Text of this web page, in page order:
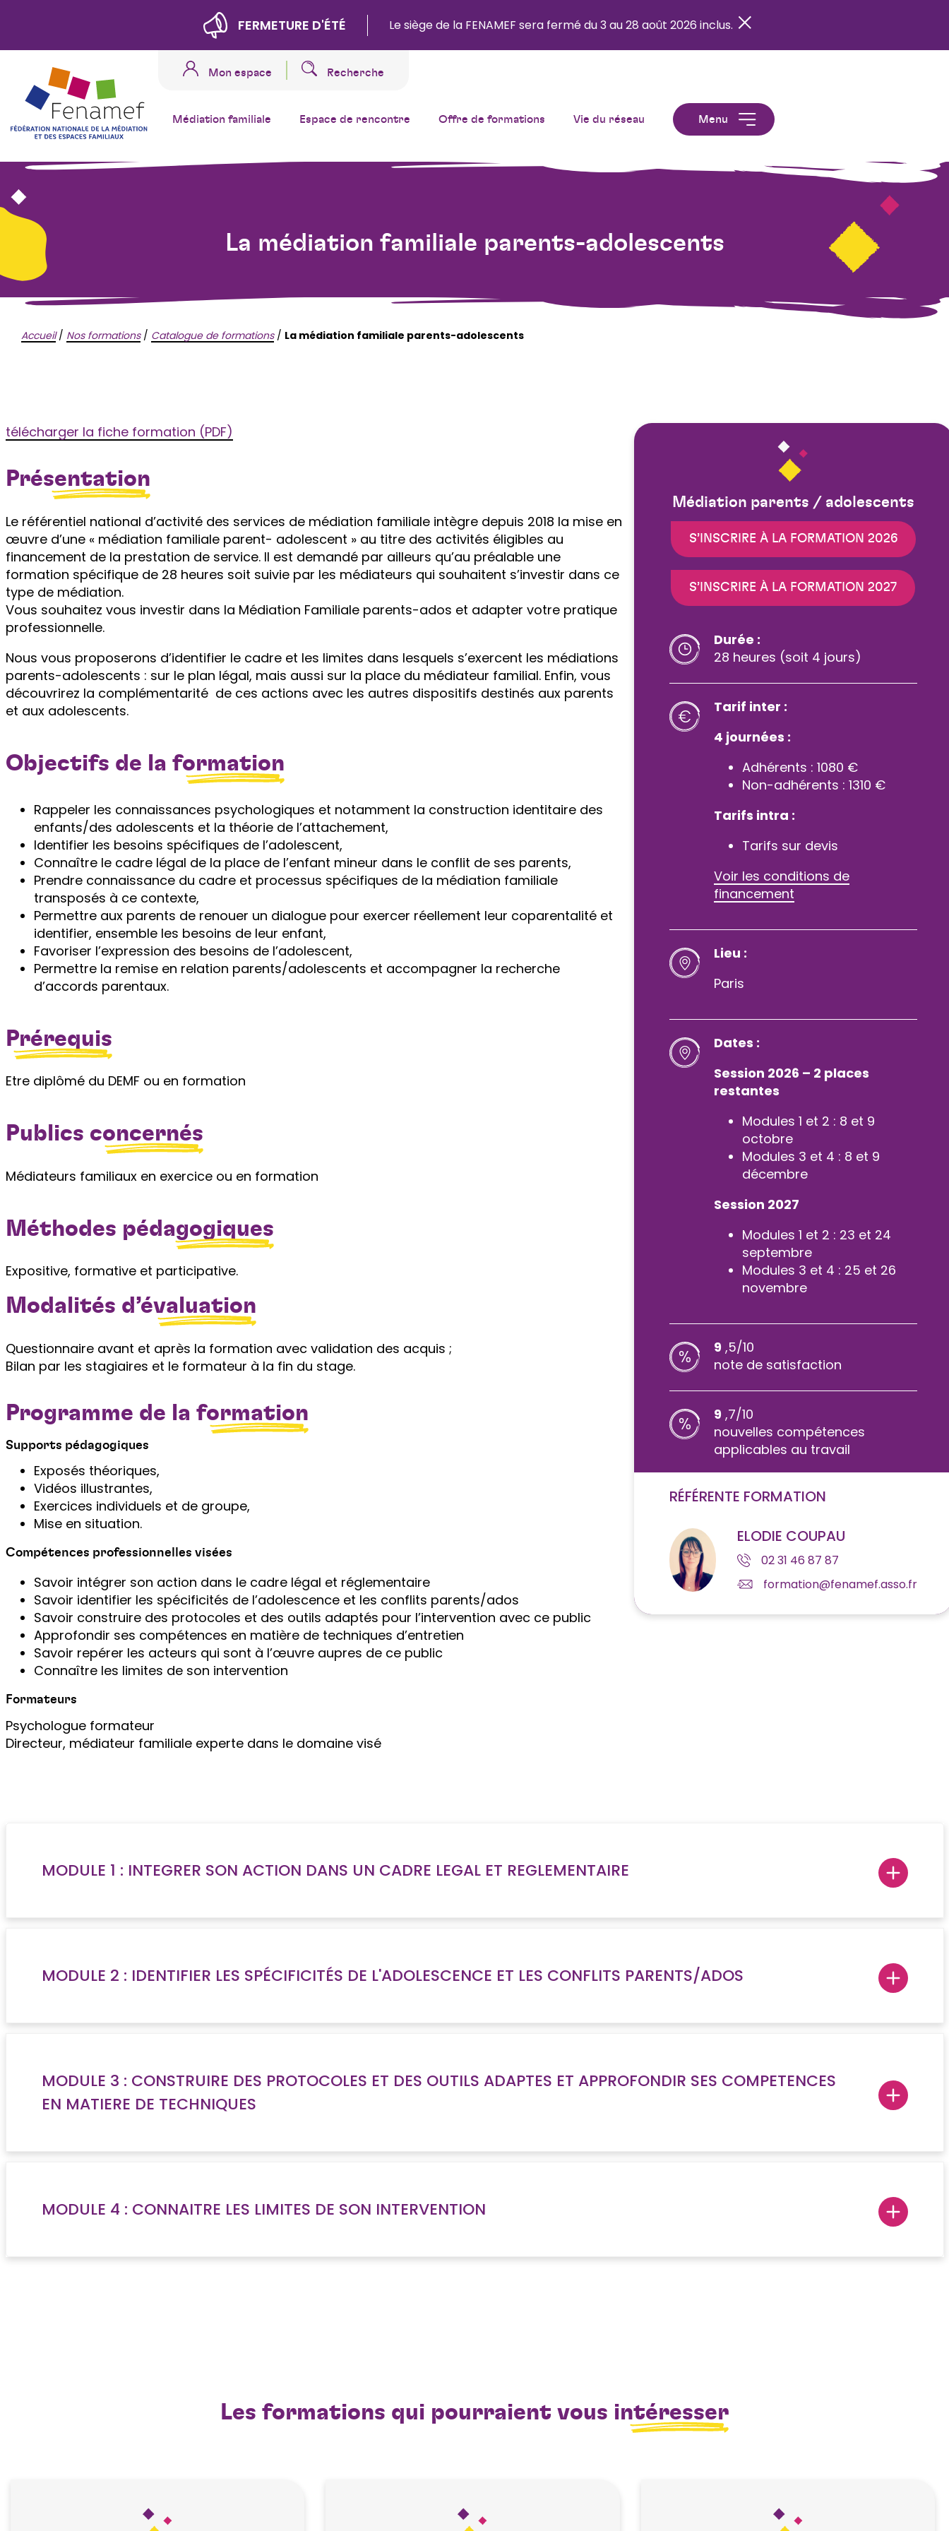
FERMETURE D'ÉTÉ Le siège de la FENAMEF sera fermé du 3 au 28 août 2026 inclus.
Mon espace Recherche
Médiation familiale Espace de rencontre Offre de formations Vie du réseau Menu
La médiation familiale parents-adolescents
Accueil/ Nos formations/ Catalogue de formations/ La médiation familiale parents-adolescents
télécharger la fiche formation (PDF)
Présentation
Le référentiel national d’activité des services de médiation familiale intègre depuis 2018 la mise en
œuvre d’une « médiation familiale parent- adolescent » au titre des activités éligibles au
financement de la prestation de service. Il est demandé par ailleurs qu’au préalable une
formation spécifique de 28 heures soit suivie par les médiateurs qui souhaitent s’investir dans ce
type de médiation.
Vous souhaitez vous investir dans la Médiation Familiale parents-ados et adapter votre pratique
professionnelle.
Nous vous proposerons d’identifier le cadre et les limites dans lesquels s’exercent les médiations
parents-adolescents : sur le plan légal, mais aussi sur la place du médiateur familial. Enfin, vous
découvrirez la complémentarité de ces actions avec les autres dispositifs destinés aux parents
et aux adolescents.
Objectifs de la formation
Rappeler les connaissances psychologiques et notamment la construction identitaire des
enfants/des adolescents et la théorie de l’attachement,
Identifier les besoins spécifiques de l’adolescent,
Connaître le cadre légal de la place de l’enfant mineur dans le conflit de ses parents,
Prendre connaissance du cadre et processus spécifiques de la médiation familiale
transposés à ce contexte,
Permettre aux parents de renouer un dialogue pour exercer réellement leur coparentalité et
identifier, ensemble les besoins de leur enfant,
Favoriser l’expression des besoins de l’adolescent,
Permettre la remise en relation parents/adolescents et accompagner la recherche
d’accords parentaux.
Prérequis
Etre diplômé du DEMF ou en formation
Publics concernés
Médiateurs familiaux en exercice ou en formation
Méthodes pédagogiques
Expositive, formative et participative.
Modalités d’évaluation
Questionnaire avant et après la formation avec validation des acquis ;
Bilan par les stagiaires et le formateur à la fin du stage.
Programme de la formation
Supports pédagogiques
Exposés théoriques,
Vidéos illustrantes,
Exercices individuels et de groupe,
Mise en situation.
Compétences professionnelles visées
Savoir intégrer son action dans le cadre légal et réglementaire
Savoir identifier les spécificités de l’adolescence et les conflits parents/ados
Savoir construire des protocoles et des outils adaptés pour l’intervention avec ce public
Approfondir ses compétences en matière de techniques d’entretien
Savoir repérer les acteurs qui sont à l’œuvre aupres de ce public
Connaître les limites de son intervention
Formateurs
Psychologue formateur
Directeur, médiateur familiale experte dans le domaine visé
Médiation parents / adolescents
S’INSCRIRE À LA FORMATION 2026
S’INSCRIRE À LA FORMATION 2027
Durée :
28 heures (soit 4 jours)
Tarif inter :
4 journées :
Adhérents : 1080 €
Non-adhérents : 1310 €
Tarifs intra :
Tarifs sur devis
Voir les conditions de
financement
Lieu :
Paris
Dates :
Session 2026 – 2 places
restantes
Modules 1 et 2 : 8 et 9
octobre
Modules 3 et 4 : 8 et 9
décembre
Session 2027
Modules 1 et 2 : 23 et 24
septembre
Modules 3 et 4 : 25 et 26
novembre
9 ,5/10
note de satisfaction
9 ,7/10
nouvelles compétences
applicables au travail
RÉFÉRENTE FORMATION
ELODIE COUPAU
02 31 46 87 87
formation@fenamef.asso.fr
MODULE 1 : INTEGRER SON ACTION DANS UN CADRE LEGAL ET REGLEMENTAIRE
MODULE 2 : IDENTIFIER LES SPÉCIFICITÉS DE L'ADOLESCENCE ET LES CONFLITS PARENTS/ADOS
MODULE 3 : CONSTRUIRE DES PROTOCOLES ET DES OUTILS ADAPTES ET APPROFONDIR SES COMPETENCES
EN MATIERE DE TECHNIQUES
MODULE 4 : CONNAITRE LES LIMITES DE SON INTERVENTION
Les formations qui pourraient vous intéresser